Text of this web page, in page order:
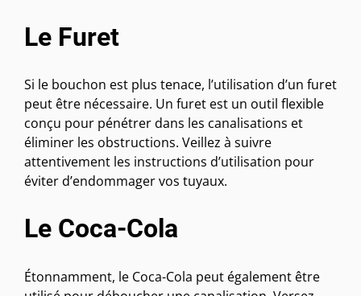
Le Furet
Si le bouchon est plus tenace, l’utilisation d’un furet
peut être nécessaire. Un furet est un outil flexible
conçu pour pénétrer dans les canalisations et
éliminer les obstructions. Veillez à suivre
attentivement les instructions d’utilisation pour
éviter d’endommager vos tuyaux.
Le Coca-Cola
Étonnamment, le Coca-Cola peut également être